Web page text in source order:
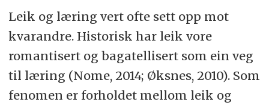
Leik og læring vert ofte sett opp mot
kvarandre. Historisk har leik vore
romantisert og bagatellisert som ein veg
til læring (Nome, 2014; Øksnes, 2010). Som
fenomen er forholdet mellom leik og